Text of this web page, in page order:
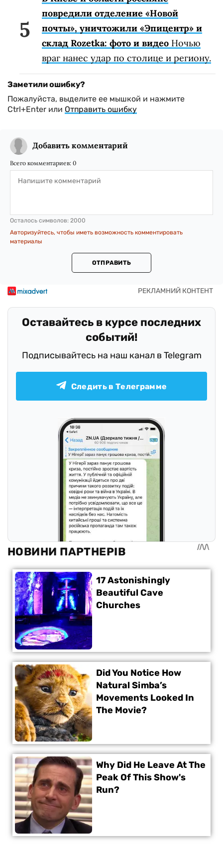
повредили отделение «Новой
почты», уничтожили «Эпицентр» и
склад Rozetka: фото и видео Ночью
враг нанес удар по столице и региону.
Заметили ошибку?
Пожалуйста, выделите ее мышкой и нажмите
Ctrl+Enter или Отправить ошибку
Добавить комментарий
Всего комментариев: 0
Осталось символов: 2000
Авторизуйтесь, чтобы иметь возможность комментировать
материалы
ОТПРАВИТЬ
Оставайтесь в курсе последних
событий!
Подписывайтесь на наш канал в Telegram
Следить в Телеграмме